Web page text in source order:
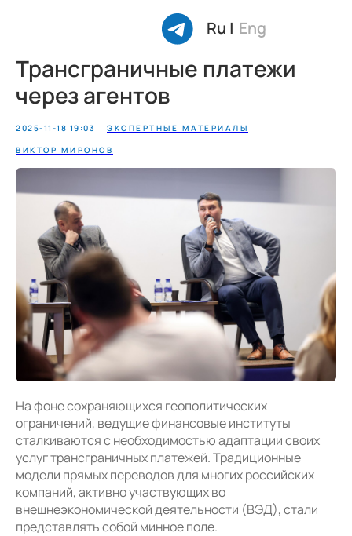
Eng
Ru |
Трансграничные платежи
через агентов
2025-11-18 19:03
ЭКСПЕРТНЫЕ МАТЕРИАЛЫ
ВИКТОР МИРОНОВ
На фоне сохраняющихся геополитических
ограничений, ведущие финансовые институты
сталкиваются с необходимостью адаптации своих
услуг трансграничных платежей. Традиционные
модели прямых переводов для многих российских
компаний, активно участвующих во
внешнеэкономической деятельности (ВЭД), стали
представлять собой минное поле.